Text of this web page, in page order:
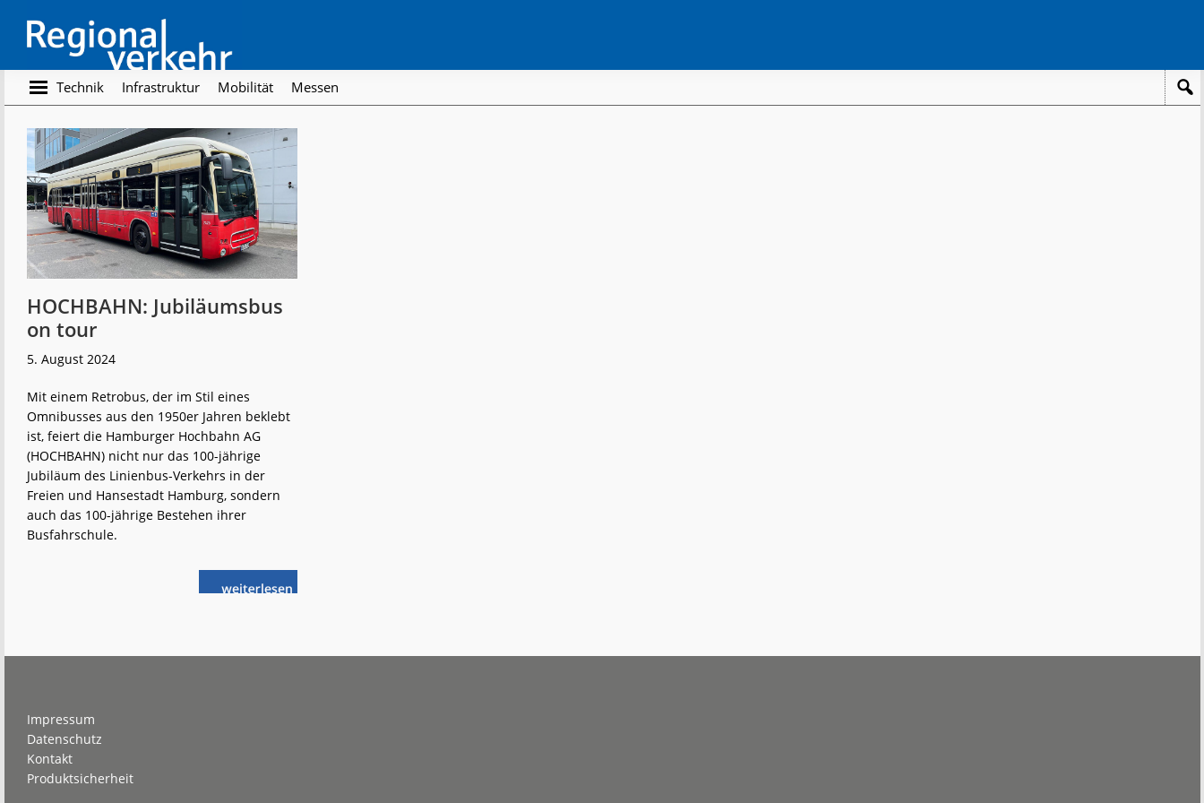
main
content
footer
Regionalverkehr
Die
Fachzeitschrift
den
Öffentlichen
Personennahverkehr
Technik Infrastruktur Mobilität Messen
HOCHBAHN: Jubiläumsbus
on tour
5. August 2024
Mit einem Retrobus, der im Stil eines
Omnibusses aus den 1950er Jahren beklebt
ist, feiert die Hamburger Hochbahn AG
(HOCHBAHN) nicht nur das 100-jährige
Jubiläum des Linienbus-Verkehrs in der
Freien und Hansestadt Hamburg, sondern
auch das 100-jährige Bestehen ihrer
Busfahrschule.
weiterlese
nHOCHBAHN:
Impressum
Datenschutz
Kontakt
Produktsicherheit